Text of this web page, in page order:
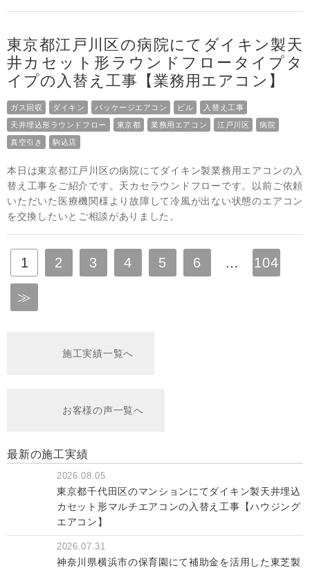
東京都江戸川区の病院にてダイキン製天
井カセット形ラウンドフロータイプタ
イプの入替え工事【業務用エアコン】
ガス回収 ダイキン パッケージエアコン ビル 入替え工事
天井埋込形ラウンドフロー 東京都 業務用エアコン 江戸川区 病院
真空引き 駒込店
本日は東京都江戸川区の病院にてダイキン製業務用エアコンの入
替え工事をご紹介です。天カセラウンドフローです。以前ご依頼
いただいた医療機関様より故障して冷風が出ない状態のエアコン
を交換したいとご相談がありました。
1 2 3 4 5 6 … 104
≫
施工実績一覧へ
お客様の声一覧へ
最新の施工実績
2026.08.05
東京都千代田区のマンションにてダイキン製天井埋込
カセット形マルチエアコンの入替え工事【ハウジング
エアコン】
2026.07.31
神奈川県横浜市の保育園にて補助金を活用した東芝製